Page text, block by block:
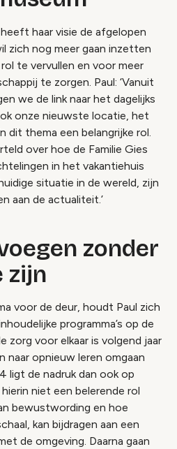
haar visie de afgelopen
zich nog meer gaan inzetten
te vervullen en voor meer
te zorgen. Paul: ‘Vanuit
we de link naar het dagelijks
onze nieuwste locatie, het
dit thema een belangrijke rol.
over hoe de Familie Gies
in het vakantiehuis
situatie in de wereld, zijn
aan de actualiteit.’
zonder
zijn
voor de deur, houdt Paul zich
programma’s op de
zorg voor elkaar is volgend jaar
naar opnieuw leren omgaan
ligt de nadruk dan ook op
niet een belerende rol
bewustwording en hoe
kan bijdragen aan een
de omgeving. Daarna gaan